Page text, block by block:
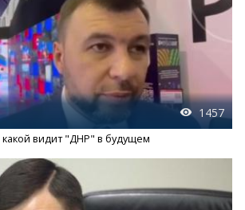
1457
видит "ДНР" в будущем